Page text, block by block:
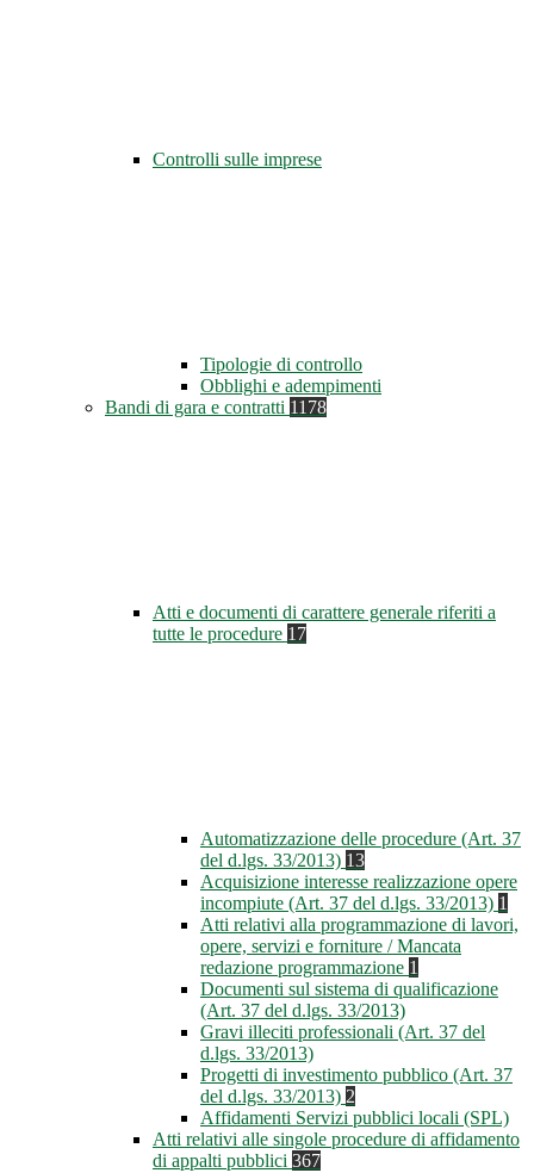
Controlli sulle imprese
Tipologie di controllo
Obblighi e adempimenti
Bandi di gara e contratti 1178
Atti e documenti di carattere generale riferiti a
tutte le procedure 17
Automatizzazione delle procedure (Art. 37
del d.lgs. 33/2013) 13
Acquisizione interesse realizzazione opere
incompiute (Art. 37 del d.lgs. 33/2013) 1
Atti relativi alla programmazione di lavori,
opere, servizi e forniture / Mancata
redazione programmazione 1
Documenti sul sistema di qualificazione
(Art. 37 del d.lgs. 33/2013)
Gravi illeciti professionali (Art. 37 del
d.lgs. 33/2013)
Progetti di investimento pubblico (Art. 37
del d.lgs. 33/2013) 2
Affidamenti Servizi pubblici locali (SPL)
Atti relativi alle singole procedure di affidamento
di appalti pubblici 367